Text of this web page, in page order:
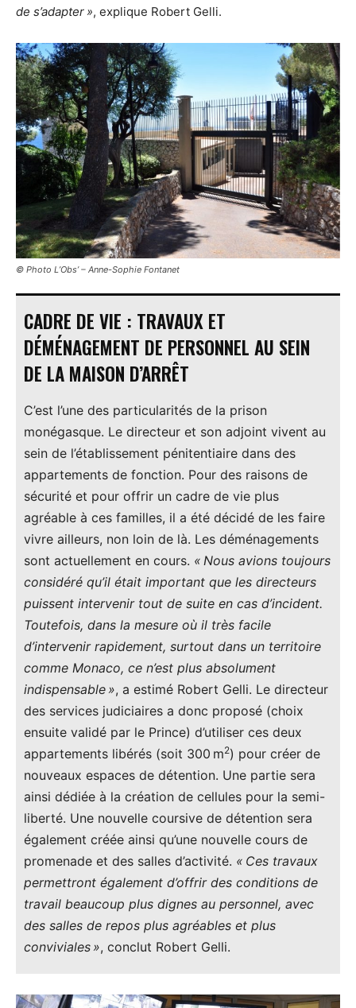
de s’adapter », explique Robert Gelli.
© Photo L’Obs’ – Anne-Sophie Fontanet
CADRE DE VIE : TRAVAUX ET
DÉMÉNAGEMENT DE PERSONNEL AU SEIN
DE LA MAISON D’ARRÊT
C’est l’une des particularités de la prison
monégasque. Le directeur et son adjoint vivent au
sein de l’établissement pénitentiaire dans des
appartements de fonction. Pour des raisons de
sécurité et pour offrir un cadre de vie plus
agréable à ces familles, il a été décidé de les faire
vivre ailleurs, non loin de là. Les déménagements
sont actuellement en cours. « Nous avions toujours
considéré qu’il était important que les directeurs
puissent intervenir tout de suite en cas d’incident.
Toutefois, dans la mesure où il très facile
d’intervenir rapidement, surtout dans un territoire
comme Monaco, ce n’est plus absolument
indispensable », a estimé Robert Gelli. Le directeur
des services judiciaires a donc proposé (choix
ensuite validé par le Prince) d’utiliser ces deux
appartements libérés (soit 300 m2) pour créer de
nouveaux espaces de détention. Une partie sera
ainsi dédiée à la création de cellules pour la semi-
liberté. Une nouvelle coursive de détention sera
également créée ainsi qu’une nouvelle cours de
promenade et des salles d’activité. « Ces travaux
permettront également d’offrir des conditions de
travail beaucoup plus dignes au personnel, avec
des salles de repos plus agréables et plus
conviviales », conclut Robert Gelli.